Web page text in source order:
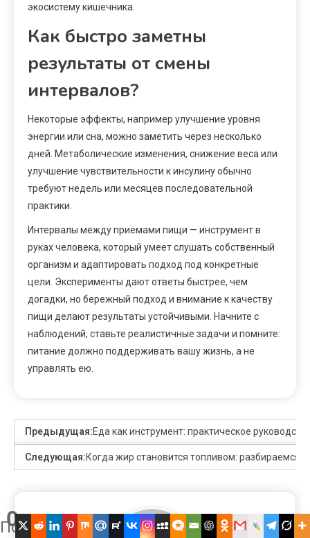
экосистему кишечника.
Как быстро заметны
результаты от смены
интервалов?
Некоторые эффекты, например улучшение уровня
энергии или сна, можно заметить через несколько
дней. Метаболические изменения, снижение веса или
улучшение чувствительности к инсулину обычно
требуют недель или месяцев последовательной
практики.
Интервалы между приёмами пищи — инструмент в
руках человека, который умеет слушать собственный
организм и адаптировать подход под конкретные
цели. Эксперименты дают ответы быстрее, чем
догадки, но бережный подход и внимание к качеству
пищи делают результаты устойчивыми. Начните с
наблюдений, ставьте реалистичные задачи и помните:
питание должно поддерживать вашу жизнь, а не
управлять ею.
0
Поделились
Предыдущая:Еда как инструмент: практическое
Следующая:Когда жир становится топливом: разбираемся